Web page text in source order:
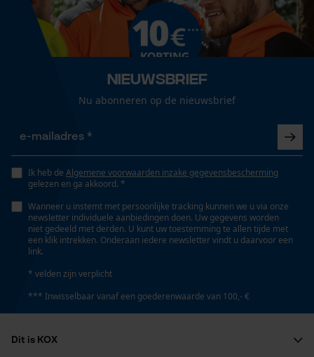
Nieuwsbrief
Nu abonneren op de nieuwsbrief
Ik heb de Algemene voorwaarden inzake gegevensbescherming
gelezen en ga akkoord. *
Wanneer u instemt met persoonlijke tracking kunnen we u via onze
newsletter individuele aanbiedingen doen. Uw gegevens worden
niet gedeeld met derden. U kunt uw toestemming te allen tijde met
een klik intrekken. Onderaan iedere newsletter vindt u daarvoor een
link.
* velden zijn verplicht
*** Inwisselbaar vanaf een goederenwaarde van 100,- €
Dit is KOX
Geo-IP en gebruikersdetectie
YouTube-video's
Google Maps
Google Global Site Tag
Microsoft Advertising Universal
Event Tracking
Survicate